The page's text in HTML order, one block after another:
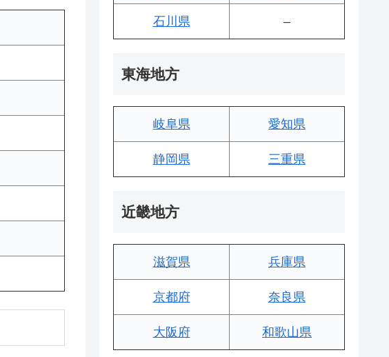
石川県 –
東海地方
岐阜県 愛知県
静岡県 三重県
近畿地方
滋賀県 兵庫県
京都府 奈良県
大阪府 和歌山県